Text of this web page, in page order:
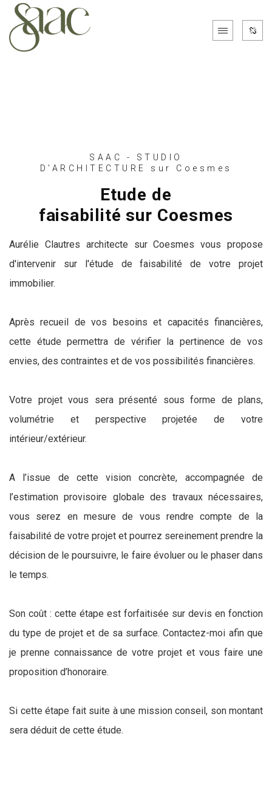
SAAC - STUDIO
D'ARCHITECTURE sur Coesmes
Etude de
faisabilité sur Coesmes
Aurélie Clautres architecte sur Coesmes vous propose
d'intervenir sur l'étude de faisabilité de votre projet
immobilier.
Après recueil de vos besoins et capacités financières,
cette étude permettra de vérifier la pertinence de vos
envies, des contraintes et de vos possibilités financières.
Votre projet vous sera présenté sous forme de plans,
volumétrie et perspective projetée de votre
intérieur/extérieur.
A l’issue de cette vision concrète, accompagnée de
l’estimation provisoire globale des travaux nécessaires,
vous serez en mesure de vous rendre compte de la
faisabilité de votre projet et pourrez sereinement prendre la
décision de le poursuivre, le faire évoluer ou le phaser dans
le temps.
Son coût : cette étape est forfaitisée sur devis en fonction
du type de projet et de sa surface. Contactez-moi afin que
je prenne connaissance de votre projet et vous faire une
proposition d’honoraire.
Si cette étape fait suite à une mission conseil, son montant
sera déduit de cette étude.